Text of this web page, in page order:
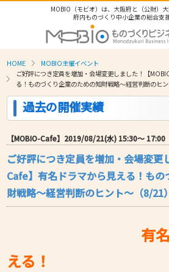
MOBIO（モビオ）は、大阪府と（公財）
府内ものづくり中小企業の総合支
HOME
MOBIO主催イベント
ご好評につき定員を増加・会場変更しました！【
る！ものづくり企業のための知財戦略～経営判断のヒン
過去の開催実績
【MOBIO-Cafe】2019/08/21(水) 15:30〜 17:00
ご好評につき定員を増加・会場変更
Cafe】有名ドラマから見える！も
財戦略～経営判断のヒント～（8/21）
有
える！